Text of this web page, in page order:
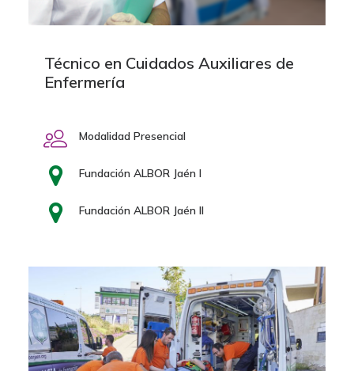
Técnico en Cuidados Auxiliares de
Enfermería
Modalidad Presencial
Fundación ALBOR Jaén I
Fundación ALBOR Jaén II